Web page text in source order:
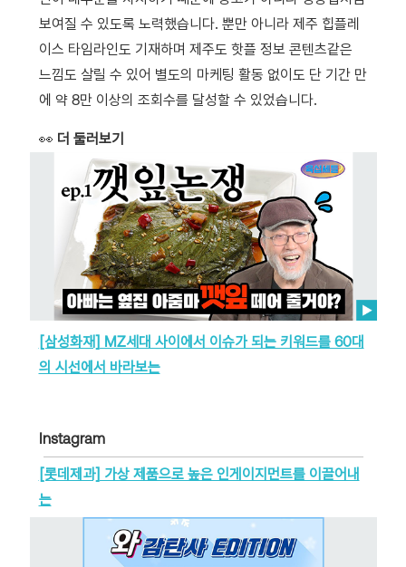
보여질 수 있도록 노력했습니다. 뿐만 아니라 제주 힙플레
이스 타임라인도 기재하며 제주도 핫플 정보 콘텐츠같은
느낌도 살릴 수 있어 별도의 마케팅 활동 없이도 단 기간 만
에 약 8만 이상의 조회수를 달성할 수 있었습니다.
👀 더 둘러보기
[삼성화재] MZ세대 사이에서 이슈가 되는 키워드를 60대
의 시선에서 바라보는
Instagram
[롯데제과] 가상 제품으로 높은 인게이지먼트를 이끌어내
는